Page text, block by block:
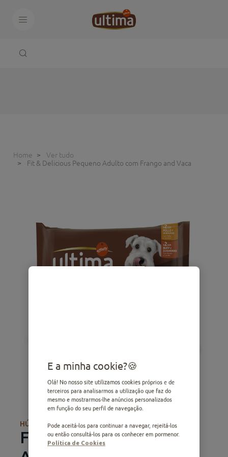
Home
Ver tudo
Fit & Delicious Pequeno Adulto com Frango and Vaca
HÚMIDA
Fit & Delicious Pequeno
E a minha cookie?
Olá! No nosso site utilizamos cookies próprios e de
terceiros para analisarmos a utilização que faz do
mesmo e mostrarmos-lhe anúncios personalizados
em função do seu perfil de navegação.
Pode aceitá-los para continuar a navegar, rejeitá-los
ou então consultá-los para os conhecer em pormenor.
Política de Cookies